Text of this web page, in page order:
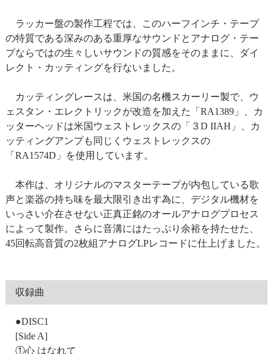
ラッカー盤の製作工程では、このハーフインチ・テープ
の特質である深みのある重厚なサウンドとアナログ・テー
プならではの生々しいサウンドの質感をそのままに、ダイ
レクト・カッティングを行ないました。
カッティングレースは、米国の名機スカーリー製で、ウ
ェスタン・エレクトリックが改造を加えた「RA1389」、カ
ッターヘッドは米国ウェストレックスの「３D IIAH」、カ
ッティングアンプも同じくウェストレックスの
「RA1574D」を使用しています。
本作は、オリジナルのマスターテープが内包している歌
声と楽器の持ち味を最大限引き出す為に、デジタル機材を
いっさい介在させない正真正銘のオールアナログプロセス
によって製作。さらに音溝にはたっぷり余裕を持たせた、
45回転高音質の2枚組アナログLPレコードに仕上げました。
収録曲
●DISC1
[Side A]
①心 はなれて